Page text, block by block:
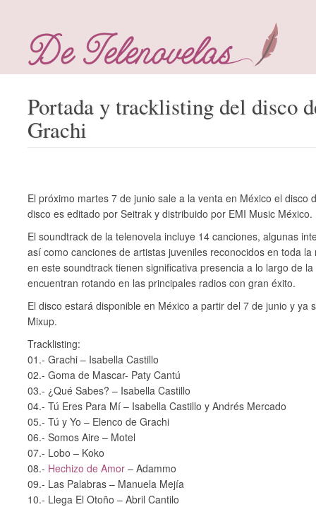
Portada y tracklisting del disco
Grachi
El próximo martes 7 de junio sale a la venta en México el disco
disco es editado por Seitrak y distribuido por EMI Music México.
El soundtrack de la telenovela incluye 14 canciones, algunas
así como canciones de artistas juveniles reconocidos en toda
en este soundtrack tienen significativa presencia a lo largo de
encuentran rotando en las principales radios con gran éxito.
El disco estará disponible en México a partir del 7 de junio y ya
Mixup.
Tracklisting:
01.- Grachi – Isabella Castillo
02.- Goma de Mascar- Paty Cantú
03.- ¿Qué Sabes? – Isabella Castillo
04.- Tú Eres Para Mí – Isabella Castillo y Andrés Mercado
05.- Tú y Yo – Elenco de Grachi
06.- Somos Aire – Motel
07.- Lobo – Koko
08.- Hechizo de Amor – Adammo
09.- Las Palabras – Manuela Mejía
10.- Llega El Otoño – Abril Cantilo